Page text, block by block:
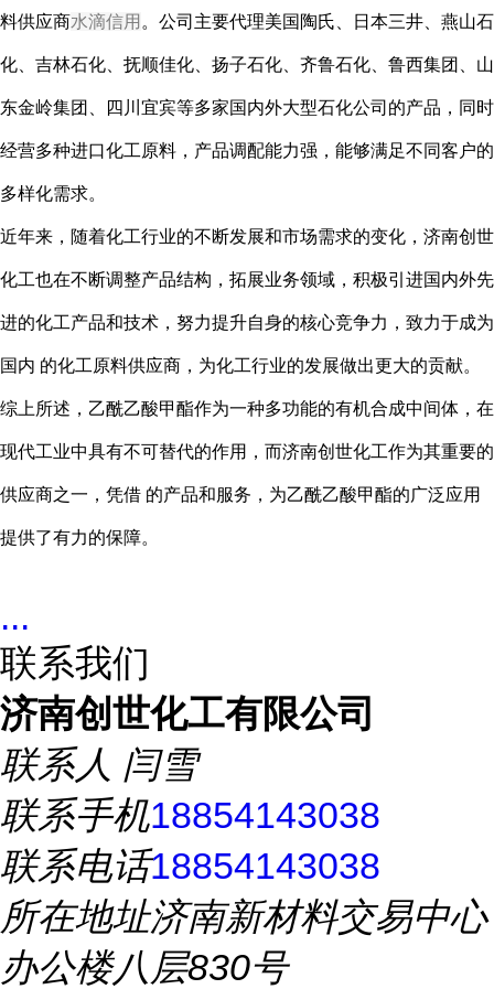
料供应商水滴信用 。公司主要代理美国陶氏、日本三井、燕山石
化、吉林石化、抚顺佳化、扬子石化、齐鲁石化、鲁西集团、山
东金岭集团、四川宜宾等多家国内外大型石化公司的产品，同时
经营多种进口化工原料，产品调配能力强，能够满足不同客户的
多样化需求。
近年来，随着化工行业的不断发展和市场需求的变化，济南创世
化工也在不断调整产品结构，拓展业务领域，积极引进国内外先
进的化工产品和技术，努力提升自身的核心竞争力，致力于成为
国内 的化工原料供应商，为化工行业的发展做出更大的贡献。
综上所述，乙酰乙酸甲酯作为一种多功能的有机合成中间体，在
现代工业中具有不可替代的作用，而济南创世化工作为其重要的
供应商之一，凭借 的产品和服务，为乙酰乙酸甲酯的广泛应用
提供了有力的保障。
...
联系我们
济南创世化工有限公司
联系人 闫雪
联系手机18854143038
联系电话18854143038
所在地址济南新材料交易中心
办公楼八层830号